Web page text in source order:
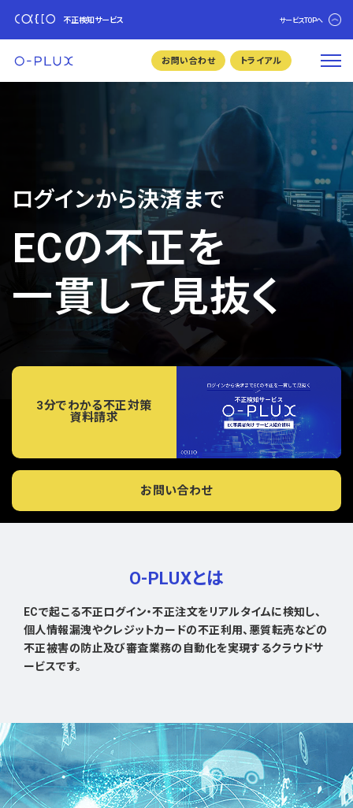
不正検知サービス サービスTOPへ
お問い合わせ トライアル
ログインから決済まで
ECの不正を
一貫して見抜く
3分でわかる不正対策
資料請求
お問い合わせ
O-PLUXとは
ECで起こる不正ログイン・不正注文をリアルタイムに検知し、
個人情報漏洩やクレジットカードの不正利用、悪質転売などの
不正被害の防止及び審査業務の自動化を実現するクラウドサ
ービスです。